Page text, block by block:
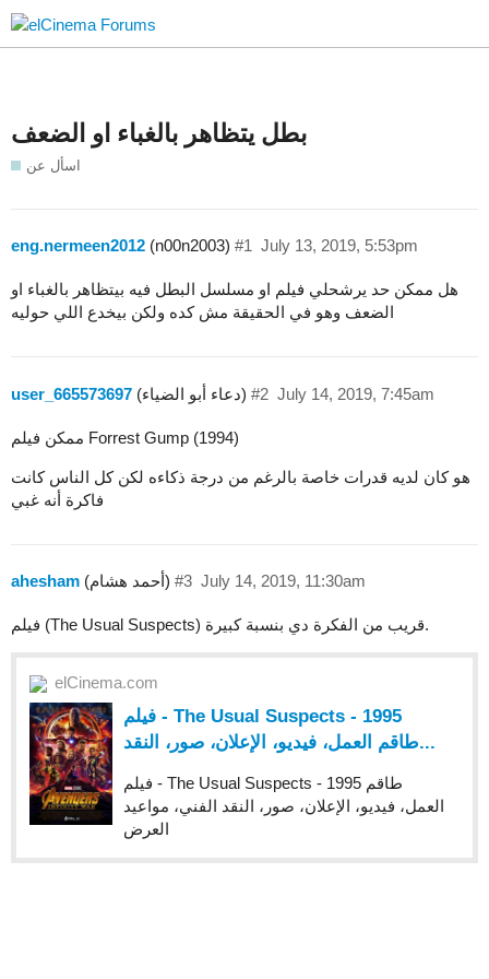
بطل يتظاهر بالغباء او الضعف
اسأل عن
eng.nermeen2012 (n00n2003) July 13, 2019, 5:53pm
#1
هل ممكن حد يرشحلي فيلم او مسلسل البطل فيه بيتظاهر بالغباء او
الضعف وهو في الحقيقة مش كده ولكن بيخدع اللي حوليه
user_665573697 (دعاء أبو الضياء) July 14, 2019, 7:45am
#2
ممكن فيلم Forrest Gump (1994)
هو كان لديه قدرات خاصة بالرغم من درجة ذكاءه لكن كل الناس كانت
فاكرة أنه غبي
ahesham (أحمد هشام) July 14, 2019, 11:30am
#3
فيلم (The Usual Suspects) قريب من الفكرة دي بنسبة كبيرة.
elCinema.com
فيلم - The Usual Suspects - 1995
طاقم العمل، فيديو، الإعلان، صور، النقد...
فيلم - The Usual Suspects - 1995 طاقم
العمل، فيديو، الإعلان، صور، النقد الفني، مواعيد
العرض